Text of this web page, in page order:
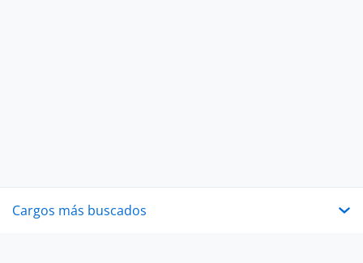
Cargos más buscados